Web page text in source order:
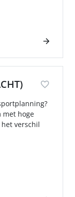
met hoge
verschil